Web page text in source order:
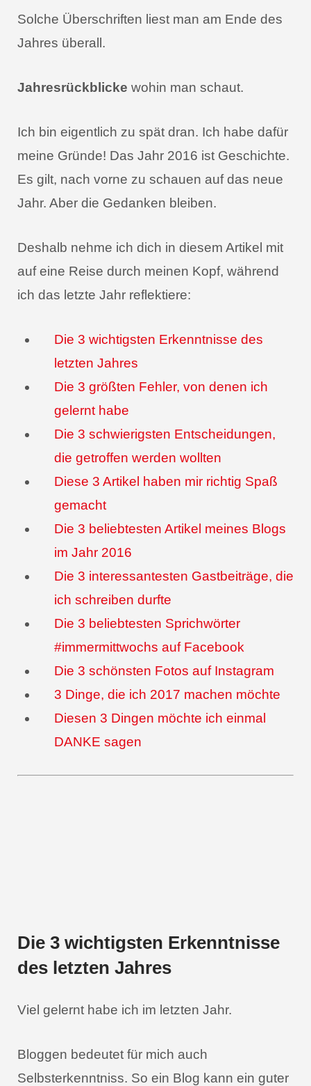
Solche Überschriften liest man am Ende des
Jahres überall.
Jahresrückblicke wohin man schaut.
Ich bin eigentlich zu spät dran. Ich habe dafür
meine Gründe! Das Jahr 2016 ist Geschichte.
Es gilt, nach vorne zu schauen auf das neue
Jahr. Aber die Gedanken bleiben.
Deshalb nehme ich dich in diesem Artikel mit
auf eine Reise durch meinen Kopf, während
ich das letzte Jahr reflektiere:
Die 3 wichtigsten Erkenntnisse des
letzten Jahres
Die 3 größten Fehler, von denen ich
gelernt habe
Die 3 schwierigsten Entscheidungen,
die getroffen werden wollten
Diese 3 Artikel haben mir richtig Spaß
gemacht
Die 3 beliebtesten Artikel meines Blogs
im Jahr 2016
Die 3 interessantesten Gastbeiträge, die
ich schreiben durfte
Die 3 beliebtesten Sprichwörter
#immermittwochs auf Facebook
Die 3 schönsten Fotos auf Instagram
3 Dinge, die ich 2017 machen möchte
Diesen 3 Dingen möchte ich einmal
DANKE sagen
Die 3 wichtigsten Erkenntnisse
des letzten Jahres
Viel gelernt habe ich im letzten Jahr.
Bloggen bedeutet für mich auch
Selbsterkenntniss. So ein Blog kann ein guter